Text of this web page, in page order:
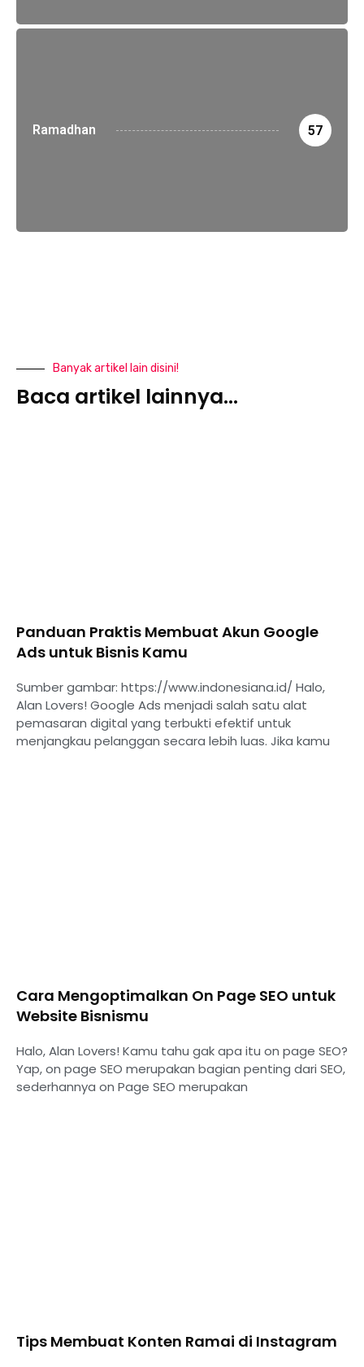
Ramadhan 57
Banyak artikel lain disini!
Baca artikel lainnya...
Panduan Praktis Membuat Akun Google
Ads untuk Bisnis Kamu
Sumber gambar: https://www.indonesiana.id/ Halo,
Alan Lovers! Google Ads menjadi salah satu alat
pemasaran digital yang terbukti efektif untuk
menjangkau pelanggan secara lebih luas. Jika kamu
Cara Mengoptimalkan On Page SEO untuk
Website Bisnismu
Halo, Alan Lovers! Kamu tahu gak apa itu on page SEO?
Yap, on page SEO merupakan bagian penting dari SEO,
sederhannya on Page SEO merupakan
Tips Membuat Konten Ramai di Instagram